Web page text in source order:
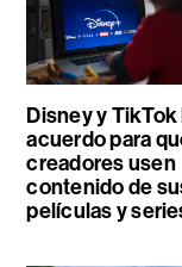
Disney y TikTok
acuerdo para
creadores usen
contenido de
películas y